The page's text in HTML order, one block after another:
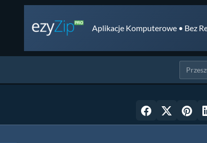
Aplikacje Komputerowe • Bez